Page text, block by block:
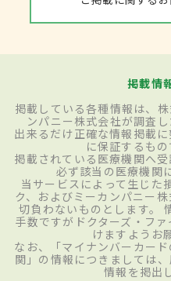
掲載情
掲載している各種情報は、
ンパニー株式会社が調査
出来るだけ正確な情報掲載
に保証するもの
掲載されている医療機関へ
必ず該当の医療機関
当サービスによって生じた
ク、およびミーカンパニー
切負わないものとします。
手数ですがドクターズ・フ
けますようお
なお、「マイナンバーカー
関」の情報につきましては
情報を掲出